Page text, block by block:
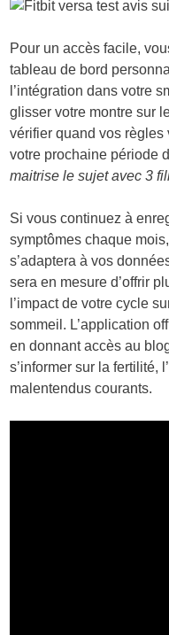
Pour un accès facile,
tableau de bord
l’intégration dans votre
glisser votre montre sur
vérifier quand vos règles
votre prochaine période
maitrise le sujet avec 3
Si vous continuez à
symptômes chaque
s’adaptera à vos
sera en mesure d’offrir
l’impact de votre cycle
sommeil. L’application
en donnant accès au
s’informer sur la fertilité,
malentendus courants.